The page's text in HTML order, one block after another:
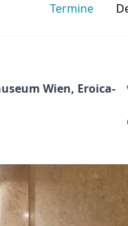
Termine
Wien, Eroica-